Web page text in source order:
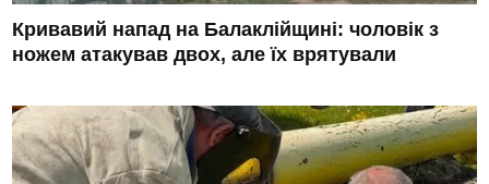
Кривавий напад на Балаклійщині: чоловік з
ножем атакував двох, але їх врятували